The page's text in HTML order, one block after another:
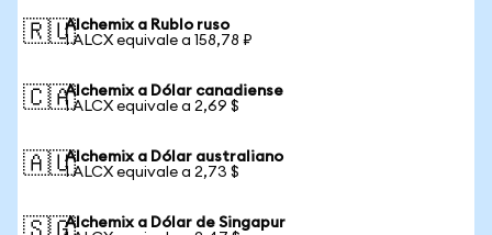
🇷🇺Alchemix a Rublo ruso
1 ALCX equivale a 158,78 ₽
🇨🇦Alchemix a Dólar canadiense
1 ALCX equivale a 2,69 $
🇦🇺Alchemix a Dólar australiano
1 ALCX equivale a 2,73 $
Alchemix a Dólar de Singapur